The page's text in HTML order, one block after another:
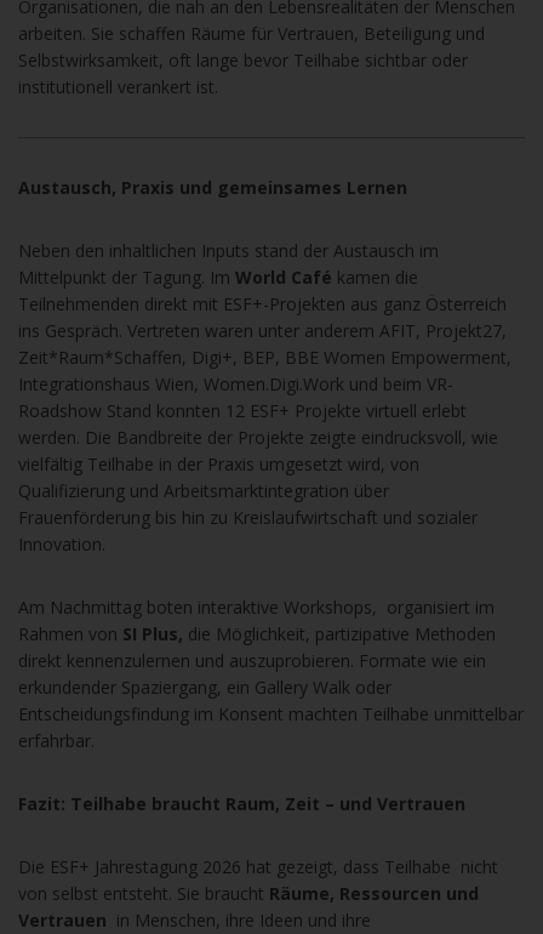
Organisationen, die nah an den Lebensrealitäten der Menschen
arbeiten. Sie schaffen Räume für Vertrauen, Beteiligung und
Selbstwirksamkeit, oft lange bevor Teilhabe sichtbar oder
institutionell verankert ist.
Austausch, Praxis und gemeinsames Lernen
Neben den inhaltlichen Inputs stand der Austausch im
Mittelpunkt der Tagung. Im World Café kamen die
Teilnehmenden direkt mit ESF+-Projekten aus ganz Österreich
ins Gespräch. Vertreten waren unter anderem AFIT, Projekt27,
Zeit*Raum*Schaffen, Digi+, BEP, BBE Women Empowerment,
Integrationshaus Wien, Women.Digi.Work und beim VR-
Roadshow Stand konnten 12 ESF+ Projekte virtuell erlebt
werden. Die Bandbreite der Projekte zeigte eindrucksvoll, wie
vielfältig Teilhabe in der Praxis umgesetzt wird, von
Qualifizierung und Arbeitsmarktintegration über
Frauenförderung bis hin zu Kreislaufwirtschaft und sozialer
Innovation.
Am Nachmittag boten interaktive Workshops, organisiert im
Rahmen von SI Plus, die Möglichkeit, partizipative Methoden
direkt kennenzulernen und auszuprobieren. Formate wie ein
erkundender Spaziergang, ein Gallery Walk oder
Entscheidungsfindung im Konsent machten Teilhabe unmittelbar
erfahrbar.
Fazit: Teilhabe braucht Raum, Zeit – und Vertrauen
Die ESF+ Jahrestagung 2026 hat gezeigt, dass Teilhabe nicht
von selbst entsteht. Sie braucht Räume, Ressourcen und
Vertrauen in Menschen, ihre Ideen und ihre